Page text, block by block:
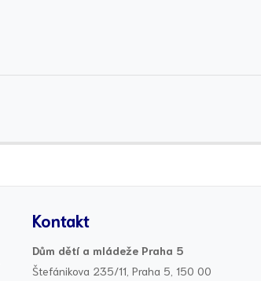
Kontakt
Dům dětí a mládeže Praha 5
Štefánikova 235/11, Praha 5, 150 00